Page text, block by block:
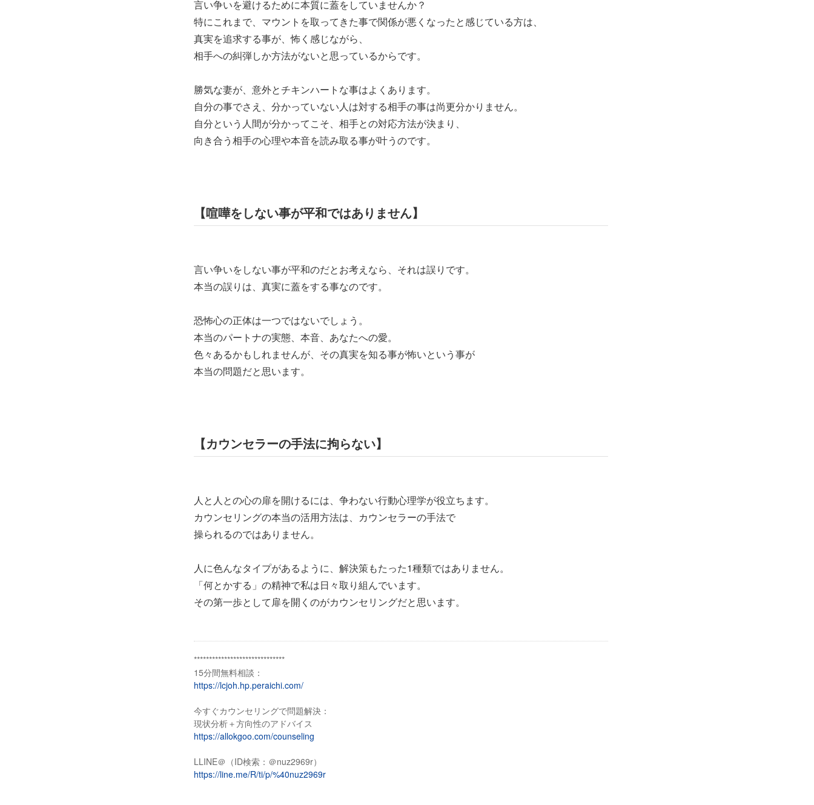
言い争いを避けるために本質に蓋をしていませんか？
特にこれまで、マウントを取ってきた事で関係が悪くなったと感じている方は、
真実を追求する事が、怖く感じながら、
相手への糾弾しか方法がないと思っているからです。
勝気な妻が、意外とチキンハートな事はよくあります。
自分の事でさえ、分かっていない人は対する相手の事は尚更分かりません。
自分という人間が分かってこそ、相手との対応方法が決まり、
向き合う相手の心理や本音を読み取る事が叶うのです。
【喧嘩をしない事が平和ではありません】
言い争いをしない事が平和のだとお考えなら、それは誤りです。
本当の誤りは、真実に蓋をする事なのです。
恐怖心の正体は一つではないでしょう。
本当のパートナの実態、本音、あなたへの愛。
色々あるかもしれませんが、その真実を知る事が怖いという事が
本当の問題だと思います。
【カウンセラーの手法に拘らない】
人と人との心の扉を開けるには、争わない行動心理学が役立ちます。
カウンセリングの本当の活用方法は、カウンセラーの手法で
操られるのではありません。
人に色んなタイプがあるように、解決策もたった1種類ではありません。
「何とかする」の精神で私は日々取り組んでいます。
その第一歩として扉を開くのがカウンセリングだと思います。
******************************
15分間無料相談：
https://lcjoh.hp.peraichi.com/
今すぐカウンセリングで問題解決：
現状分析＋方向性のアドバイス
https://allokgoo.com/counseling
LLINE＠（ID検索：＠nuz2969r）
https://line.me/R/ti/p/%40nuz2969r